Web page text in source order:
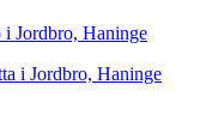
Jordbro, Haninge
i Jordbro, Haninge